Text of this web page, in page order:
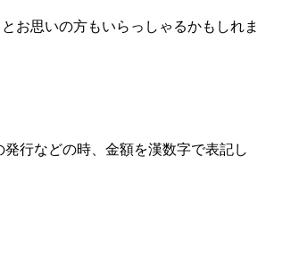
思いの方もいらっしゃるかもしれま
行などの時、金額を漢数字で表記し